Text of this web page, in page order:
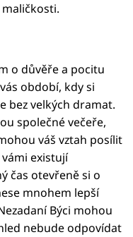
o důvěře a pocitu
období, kdy si
bez velkých dramat.
společné večeře,
váš vztah posílit
existují
čas otevřeně si o
mnohem lepší
Býci mohou
nebude odpovídat